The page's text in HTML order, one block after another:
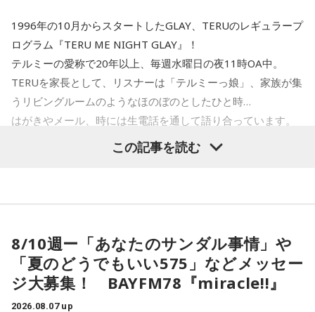
三輪田：お祭りはだらだら長く続いているんですけどね(笑)。
やはり、縫製上すぐ作れるわけではないので、3月に再頒布さ
せていただいたんですけれど、今年は女性の方が、アイドル
のコンサートとか――。
小林：うわ、そういうことか！
ブの良い席が当たったと、どなたかがSNSで言ったら、バズ
ってしまって、女性の幸運色を用いたお守りはその日に無く
なってしまいました。
1996年の10月からスタートしたGLAY、TERUのレギュラープ
ログラム『TERU ME NIGHT GLAY』！
テルミーの愛称で20年以上、毎週水曜日の夜11時OA中。
TERUを家長として、リスナーは「テルミーっ娘」、家族が集
うリビングルームのようなほのぼのとしたひと時…
はがきやメール、時には生電話を通して語り合っています。
その週にあった事、その日の気付き、明日の予定、未来への
思い。どんな話も一緒に語り合うプログラムです。
10年前の約束を無事回収！
ヴェネチアLIVEを締めくくる幕張2DAYSに感謝！！
新たな夢は生まれたのか？
この記事を読む
8/10週ー「あなたのサンダル事情」や
「夏のどうでもいい575」などメッセー
ジ大募集！ BAYFM78『miracle!!』
2026.08.07 up